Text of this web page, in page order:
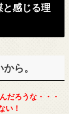
感じる理
ら。
だろうな・・・
い！